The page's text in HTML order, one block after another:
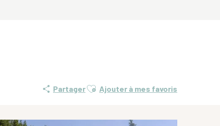
PartagerAjouter aux favoris
Ajouter à mes favoris